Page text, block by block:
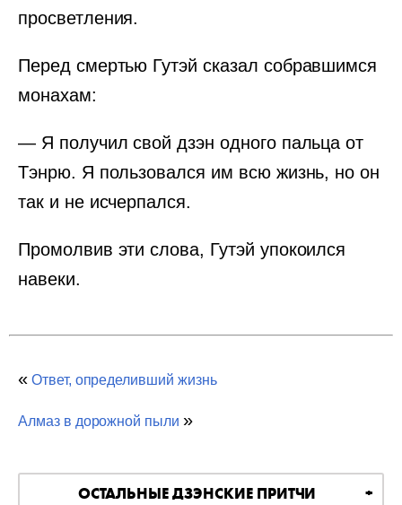
просветления.
Перед смертью Гутэй сказал собравшимся
монахам:
— Я получил свой дзэн одного пальца от
Тэнрю. Я пользовался им всю жизнь, но он
так и не исчерпался.
Промолвив эти слова, Гутэй упокоился
навеки.
« Ответ, определивший жизнь
Алмаз в дорожной пыли »
ОСТАЛЬНЫЕ ДЗЭНСКИЕ ПРИТЧИ